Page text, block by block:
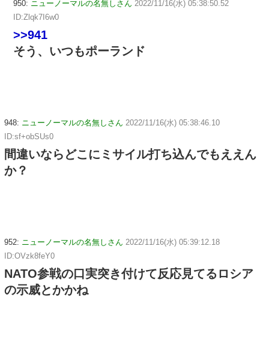
950: ニューノーマルの名無しさん 2022/11/16(水) 05:38:50.52
ID:Zlqk7I6w0
>>941
そう、いつもポーランド
948: ニューノーマルの名無しさん 2022/11/16(水) 05:38:46.10
ID:sf+obSUs0
間違いならどこにミサイル打ち込んでもええん
か？
952: ニューノーマルの名無しさん 2022/11/16(水) 05:39:12.18
ID:OVzk8feY0
NATO参戦の口実突き付けて反応見てるロシア
の示威とかかね